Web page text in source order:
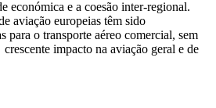
económica e a coesão inter-regional.
aviação europeias têm sido
para o transporte aéreo comercial, sem
impacto na aviação geral e de